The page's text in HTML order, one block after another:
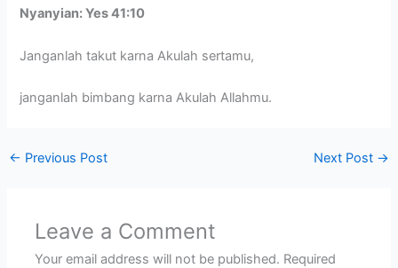
Nyanyian: Yes 41:10
Janganlah takut karna Akulah sertamu,
janganlah bimbang karna Akulah Allahmu.
← Previous Post Next Post →
Leave a Comment
Your email address will not be published. Required